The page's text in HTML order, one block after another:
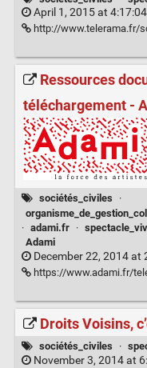
April 1, 2015 at 4:17:04
http://www.telerama.fr/scenes/
Ressources
téléchargement -
sociétés_civiles
·
· adami.fr ·
Adami
December 22, 2014 at
https://www.adami.fr/
Droits Voisins,
sociétés_civiles ·
November 3, 2014 at